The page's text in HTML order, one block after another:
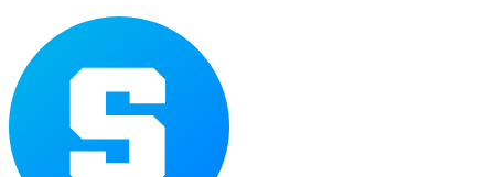
Ethereum
ETH